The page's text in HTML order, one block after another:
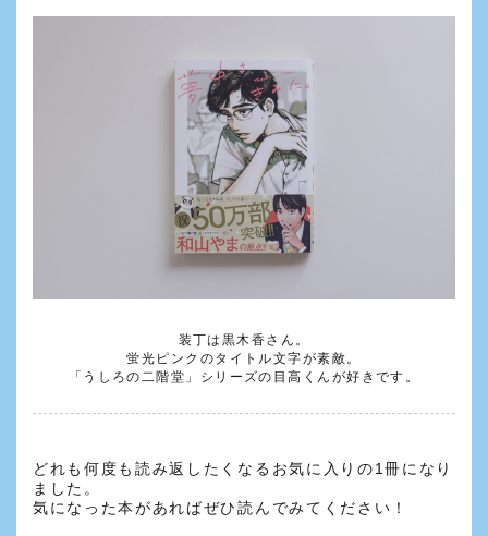
装丁は黒木香さん。
蛍光ピンクのタイトル文字が素敵。
「うしろの二階堂」シリーズの目高くんが好きです。
どれも何度も読み返したくなるお気に入りの1冊になり
ました。
気になった本があればぜひ読んでみてください！